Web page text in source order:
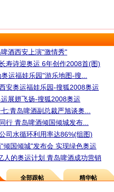
酒西安上演"激情秀"
寿诗迎奥运 6年创作2008首(图)
运福娃乐园"游乐地图-搜...
安奥运福娃乐园-搜狐2008奥运
展翅飞扬-搜狐2008奥运
:青岛啤酒副总裁严旭谈奥...
行 青岛啤酒倾国倾城发布...
司水循环利用率达86%(组图)
倾国倾城"发布会 实现绿色奥运
人的奥运计划 青岛啤酒成功营销
全部跟帖 精华帖